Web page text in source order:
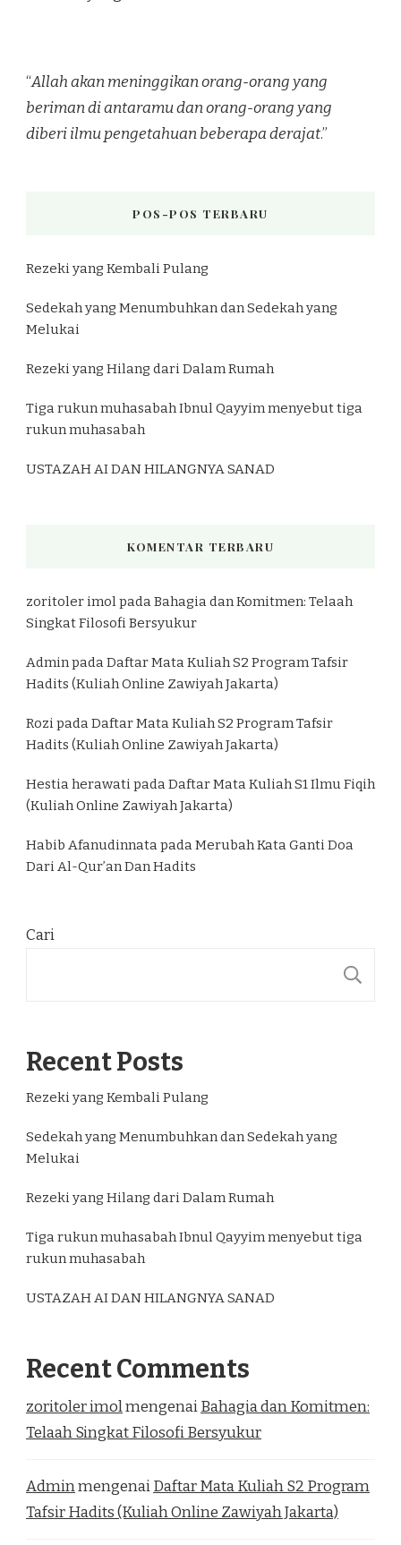
“Allah akan meninggikan orang-orang yang
beriman di antaramu dan orang-orang yang
diberi ilmu pengetahuan beberapa derajat.”
POS-POS TERBARU
Rezeki yang Kembali Pulang
Sedekah yang Menumbuhkan dan Sedekah yang
Melukai
Rezeki yang Hilang dari Dalam Rumah
Tiga rukun muhasabah Ibnul Qayyim menyebut tiga
rukun muhasabah
USTAZAH AI DAN HILANGNYA SANAD
KOMENTAR TERBARU
zoritoler imolpadaBahagia dan Komitmen: Telaah
Singkat Filosofi Bersyukur
AdminpadaDaftar Mata Kuliah S2 Program Tafsir
Hadits (Kuliah Online Zawiyah Jakarta)
RozipadaDaftar Mata Kuliah S2 Program Tafsir
Hadits (Kuliah Online Zawiyah Jakarta)
Hestia herawatipadaDaftar Mata Kuliah S1 Ilmu Fiqih
(Kuliah Online Zawiyah Jakarta)
Habib AfanudinnatapadaMerubah Kata Ganti Doa
Dari Al-Qur’an Dan Hadits
Cari
Recent Posts
Rezeki yang Kembali Pulang
Sedekah yang Menumbuhkan dan Sedekah yang
Melukai
Rezeki yang Hilang dari Dalam Rumah
Tiga rukun muhasabah Ibnul Qayyim menyebut tiga
rukun muhasabah
USTAZAH AI DAN HILANGNYA SANAD
Recent Comments
zoritoler imolmengenaiBahagia dan Komitmen:
Telaah Singkat Filosofi Bersyukur
AdminmengenaiDaftar Mata Kuliah S2 Program
Tafsir Hadits (Kuliah Online Zawiyah Jakarta)